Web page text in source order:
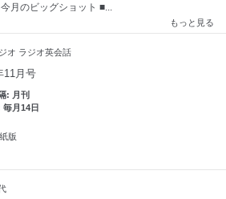
月のビッグショット ■...
もっと見る
オ ラジオ英会話
11月号
: 月刊
毎月14日
紙版